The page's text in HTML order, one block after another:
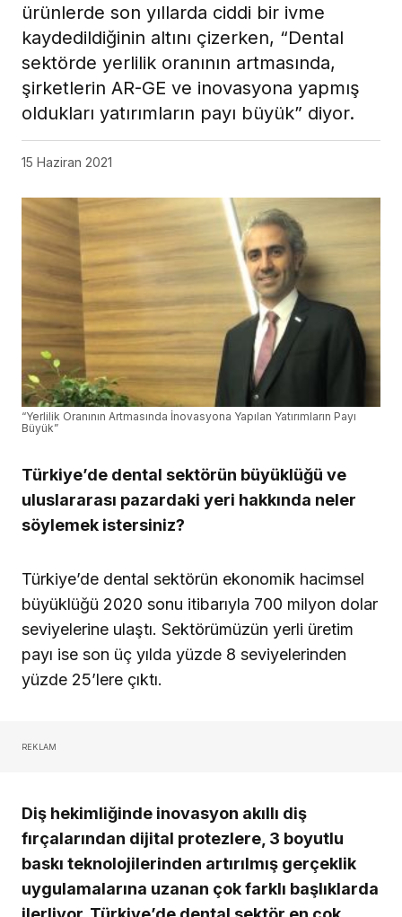
ürünlerde son yıllarda ciddi bir ivme
kaydedildiğinin altını çizerken, “Dental
sektörde yerlilik oranının artmasında,
şirketlerin AR-GE ve inovasyona yapmış
oldukları yatırımların payı büyük” diyor.
15 Haziran 2021
“Yerlilik Oranının Artmasında İnovasyona Yapılan Yatırımların Payı
Büyük”
Türkiye’de dental sektörün büyüklüğü ve
uluslararası pazardaki yeri hakkında neler
söylemek istersiniz?
Türkiye’de dental sektörün ekonomik hacimsel
büyüklüğü 2020 sonu itibarıyla 700 milyon dolar
seviyelerine ulaştı. Sektörümüzün yerli üretim
payı ise son üç yılda yüzde 8 seviyelerinden
yüzde 25’lere çıktı.
REKLAM
Diş hekimliğinde inovasyon akıllı diş
fırçalarından dijital protezlere, 3 boyutlu
baskı teknolojilerinden artırılmış gerçeklik
uygulamalarına uzanan çok farklı başlıklarda